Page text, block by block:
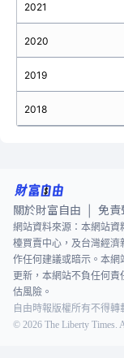
2021
2020
2019
2018
關於財富自由 免責
網站資料來源：本網站
檯買賣中心，及台灣經
作任何建議或暗示。本網
更新，本網站不負任何
估風險。
自由時報版權所有不得轉
© 2026 The Liberty Times.